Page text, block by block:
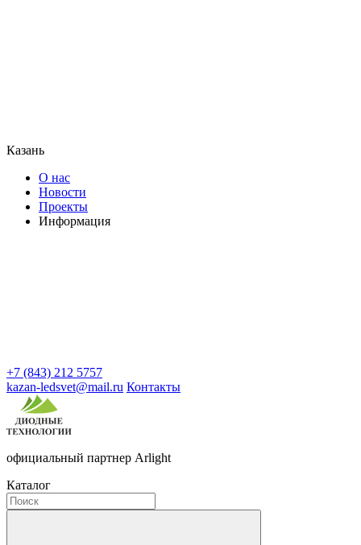
Казань
О нас
Новости
Проекты
Информация
+7 (843) 212 5757
kazan-ledsvet@mail.ru Контакты
официальный партнер Arlight
Каталог